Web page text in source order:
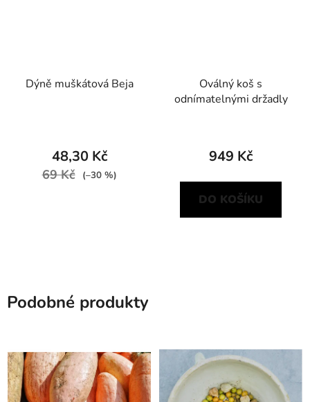
Dýně muškátová Beja
48,30 Kč
69 Kč (–30 %)
Oválný koš s
odnímatelnými držadly
949 Kč
DO KOŠÍKU
Podobné produkty